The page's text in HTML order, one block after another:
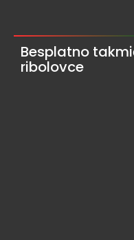
Besplatno
ribolovce